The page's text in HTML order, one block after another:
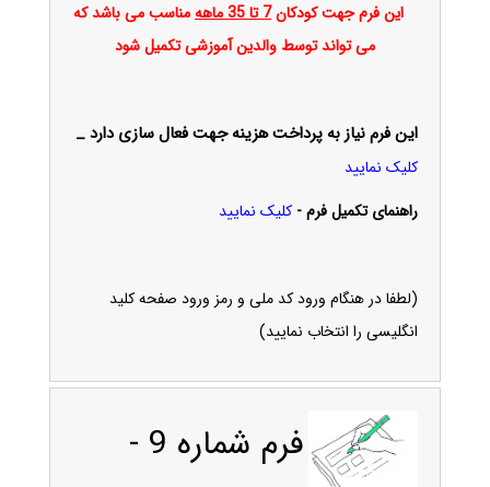
این فرم جهت کودکان7 تا 35 ماهه
مناسب می باشد که
می تواند توسط والدین آموزشی تکمیل شود
این فرم نیاز به پرداخت هزینه جهت فعال سازی دارد _
کلیک نمایید
راهنمای تکمیل فرم - کلیک نمایید
(لطفا در هنگام ورود کد ملی و رمز ورود صفحه کلید
انگلیسی را انتخاب نمایید)
فرم شماره 9 -